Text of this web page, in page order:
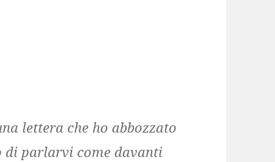
lettera che ho abbozzato
di parlarvi come davanti